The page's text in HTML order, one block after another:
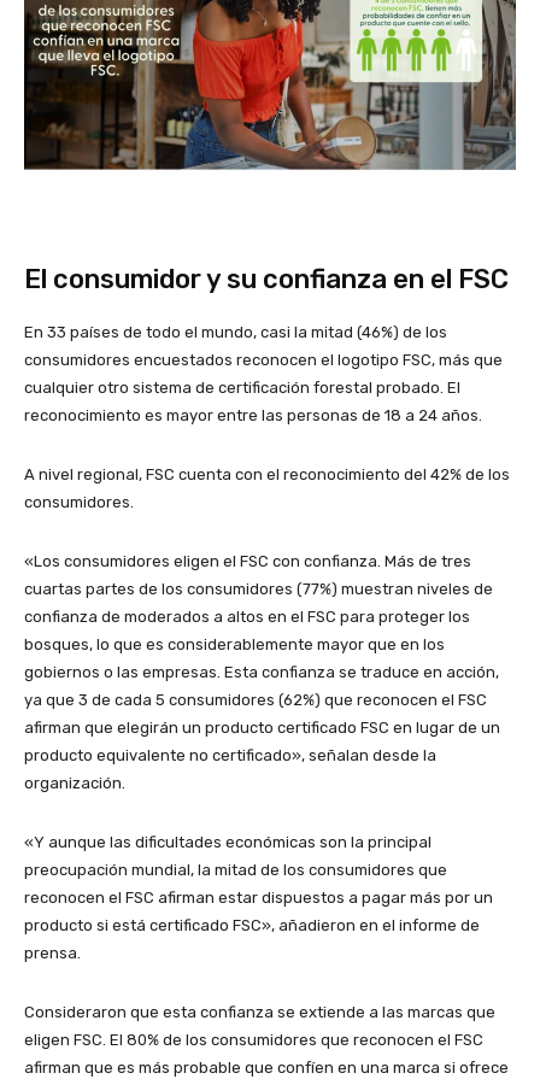
El consumidor y su confianza en el FSC
En 33 países de todo el mundo, casi la mitad (46%) de los
consumidores encuestados reconocen el logotipo FSC, más que
cualquier otro sistema de certificación forestal probado. El
reconocimiento es mayor entre las personas de 18 a 24 años.
A nivel regional, FSC cuenta con el reconocimiento del 42% de los
consumidores.
«Los consumidores eligen el FSC con confianza. Más de tres
cuartas partes de los consumidores (77%) muestran niveles de
confianza de moderados a altos en el FSC para proteger los
bosques, lo que es considerablemente mayor que en los
gobiernos o las empresas. Esta confianza se traduce en acción,
ya que 3 de cada 5 consumidores (62%) que reconocen el FSC
afirman que elegirán un producto certificado FSC en lugar de un
producto equivalente no certificado», señalan desde la
organización.
«Y aunque las dificultades económicas son la principal
preocupación mundial, la mitad de los consumidores que
reconocen el FSC afirman estar dispuestos a pagar más por un
producto si está certificado FSC», añadieron en el informe de
prensa.
Consideraron que esta confianza se extiende a las marcas que
eligen FSC. El 80% de los consumidores que reconocen el FSC
afirman que es más probable que confíen en una marca si ofrece